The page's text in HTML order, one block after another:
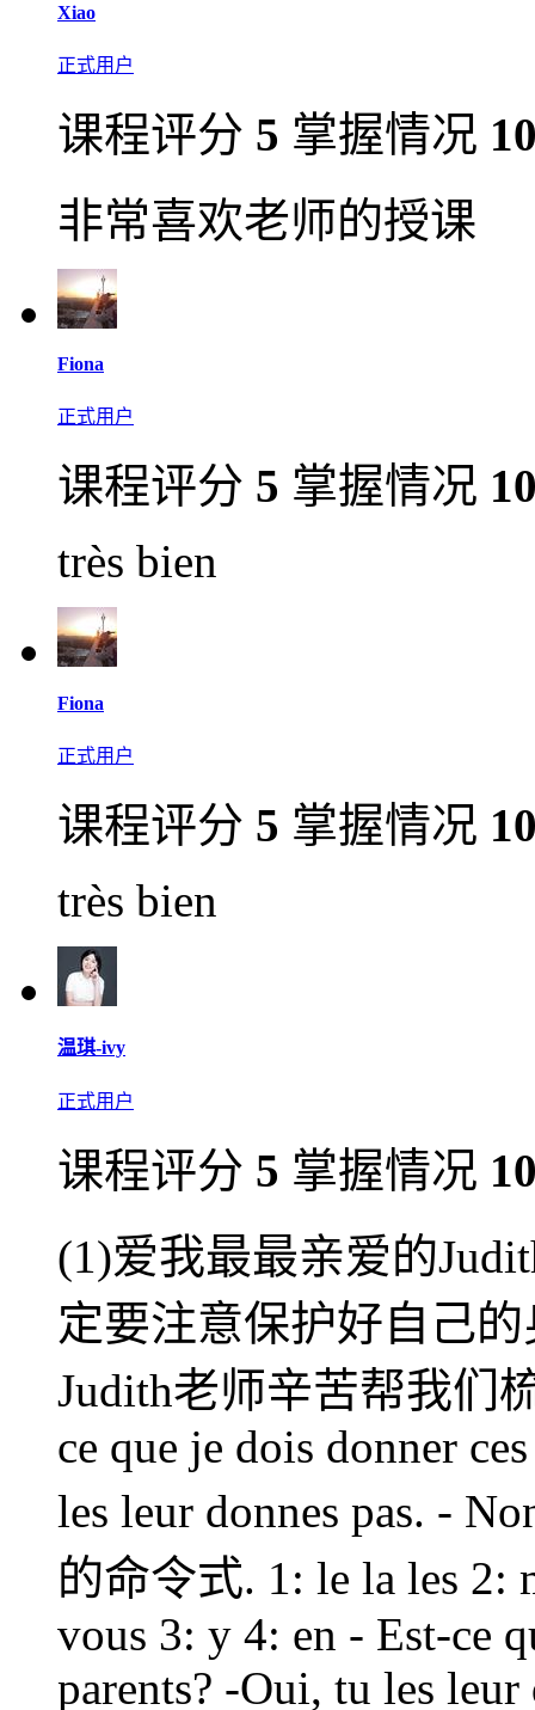
Xiao
正式用户
课程评分 5 掌握情况
非常喜欢老师的授课
Fiona
正式用户
课程评分 5 掌握情况
très bien
Fiona
正式用户
课程评分 5 掌握情况
très bien
温琪-ivy
正式用户
课程评分 5 掌握情况
(1)爱我最最亲爱的
定要注意保护好自己
Judith老师辛苦帮我们
ce que je dois donner
les leur donnes pas. -
的命令式. 1: le la les 2:
vous 3: y 4: en - Est-ce
parents? -Oui, tu les